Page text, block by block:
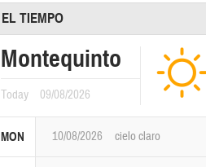
EL TIEMPO
Montequinto
Today 09/08/2026
MON 10/08/2026 cielo claro